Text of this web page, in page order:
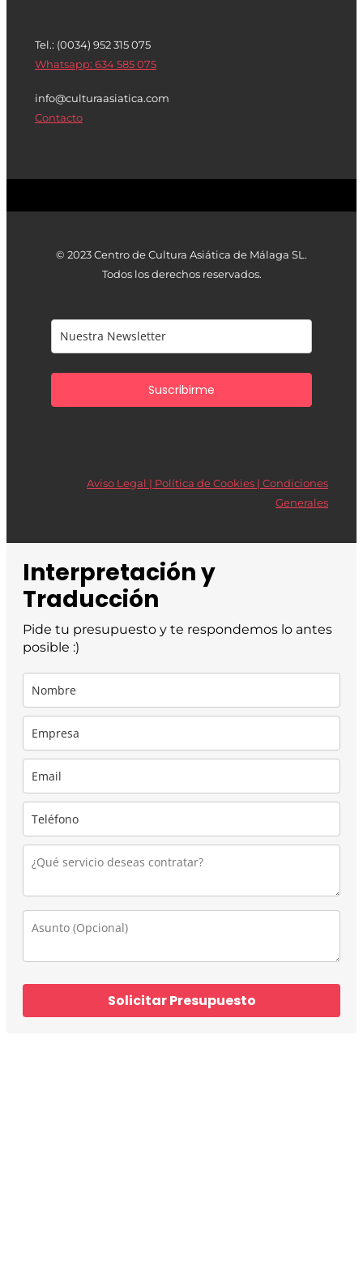
Tel.: (0034) 952 315 075
Whatsapp: 634 585 075
info@culturaasiatica.com
Contacto
© 2023 Centro de Cultura Asiática de Málaga SL.
Todos los derechos reservados.
Suscribirme
Aviso Legal | Política de Cookies | Condiciones
Generales
Interpretación y
Traducción
Pide tu presupuesto y te respondemos lo antes
posible :)
Solicitar Presupuesto